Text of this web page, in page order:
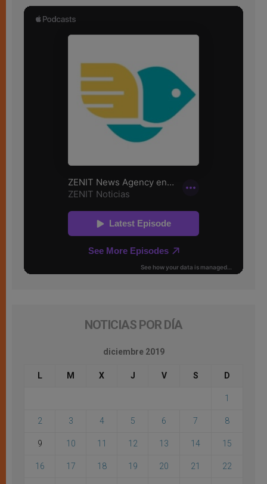
NOTICIAS POR DÍA
diciembre 2019
L M X J V S D
1
2 3 4 5 6 7 8
9 10 11 12 13 14 15
16 17 18 19 20 21 22